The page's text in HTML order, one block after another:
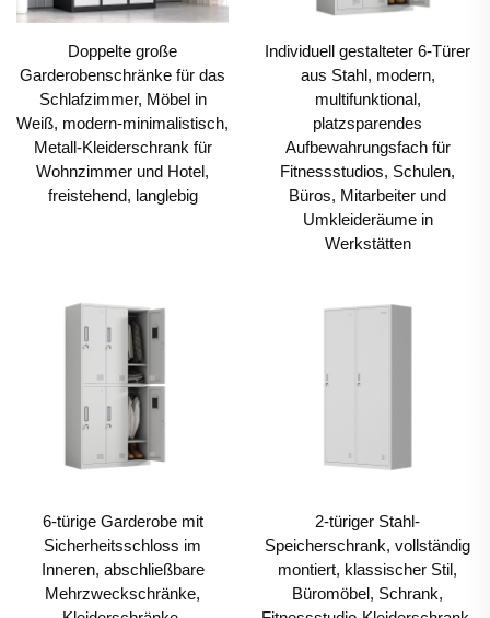
Arbeitsplätzen, sondern fördert auch das Sicherheits-
und Wohlbefinden der Belegschaft.
Schubladenschränke, die dritte Hauptkomponente
dieses Stahl-BÜROMÖBEL-Trios, bieten vielseitigen
Stauraum für Bürobedarf wie Stifte, Notizbücher,
Heftklammern und andere kleine Gegenstände, halten
die Arbeitsbereiche aufgeräumt und stellen sicher,
dass wichtige Werkzeuge leicht zugänglich sind.
BÜROMÖBELn ein umfassendes Speichersystem,
das die Produktivität unterstützt, Ordnung bewahrt und
den praktischen sowie ästhetischen Anforderungen
moderner Büros gerecht wird.
2. Vorteilspunkte
Langlebigkeit
Einer der bedeutendsten Vorteile von stahlbasierten
BÜROMÖBELN (einschließlich Aktenschränken,
Doppelte große
Garderobenschränke für das
Schlafzimmer, Möbel in
Weiß, modern-minimalistisch,
Metall-Kleiderschrank für
Wohnzimmer und Hotel,
freistehend, langlebig
Individuell gestalteter 6-Türer
aus Stahl, modern,
multifunktional,
platzsparendes
Aufbewahrungsfach für
Fitnessstudios, Schulen,
Büros, Mitarbeiter und
Umkleideräume in
Werkstätten
6-türige Garderobe mit
Sicherheitsschloss im
Inneren, abschließbare
Mehrzweckschränke,
2-türiger Stahl-
Speicherschrank, vollständig
montiert, klassischer Stil,
Büromöbel, Schrank,